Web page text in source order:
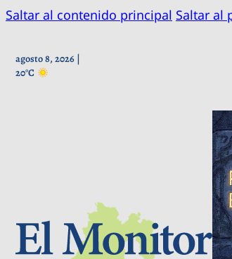
Saltar al contenido principal Saltar al
agosto 8, 2026 |
20°C